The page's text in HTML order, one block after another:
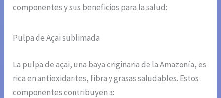
componentes y sus beneficios para la salud:
Pulpa de Açai sublimada
La pulpa de açai, una baya originaria de la Amazonía, es
rica en antioxidantes, fibra y grasas saludables. Estos
componentes contribuyen a: